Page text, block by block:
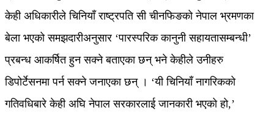
केही अधिकारीले चिनियाँ राष्ट्रपति सी चीनफिङको नेपाल भ्रमणका
बेला भएको समझदारीअनुसार ‘पारस्परिक कानुनी सहायतासम्बन्धी’
प्रबन्ध आकर्षित हुन सक्ने बताएका छन् भने केहीले उनीहरु
डिपोर्टेसनमा पर्न सक्ने जनाएका छन् । ‘यी चिनियाँ नागरिकको
गतिवधिबारे केही अघि नेपाल सरकारलाई जानकारी भएको हो,’